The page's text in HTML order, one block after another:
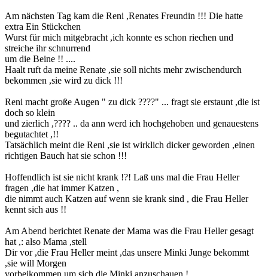
Am nächsten Tag kam die Reni ,Renates Freundin !!! Die hatte
extra Ein Stückchen
Wurst für mich mitgebracht ,ich konnte es schon riechen und
streiche ihr schnurrend
um die Beine !! ....
Haalt ruft da meine Renate ,sie soll nichts mehr zwischendurch
bekommen ,sie wird zu dick !!!
Reni macht große Augen " zu dick ????" ... fragt sie erstaunt ,die ist
doch so klein
und zierlich ,???? .. da ann werd ich hochgehoben und genauestens
begutachtet ,!!
Tatsächlich meint die Reni ,sie ist wirklich dicker geworden ,einen
richtigen Bauch hat sie schon !!!
Hoffendlich ist sie nicht krank !?! Laß uns mal die Frau Heller
fragen ,die hat immer Katzen ,
die nimmt auch Katzen auf wenn sie krank sind , die Frau Heller
kennt sich aus !!
Am Abend berichtet Renate der Mama was die Frau Heller gesagt
hat ,: also Mama ,stell
Dir vor ,die Frau Heller meint ,das unsere Minki Junge bekommt
,sie will Morgen
vorbeikommen um sich die Minki anzuschauen !